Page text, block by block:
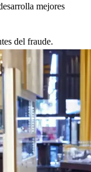
mejores
del fraude.